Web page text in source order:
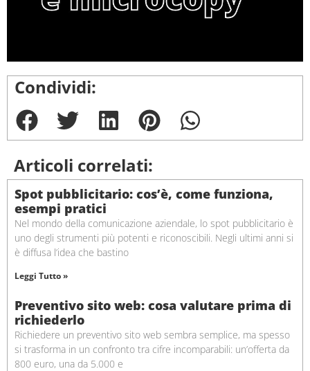
Condividi:
Articoli correlati:
Spot pubblicitario: cos’è, come funziona,
esempi pratici
Nel mondo della comunicazione aziendale, lo spot pubblicitario è
uno degli strumenti più potenti e riconoscibili. Negli ultimi anni si
è diffusa l’idea che bastino
Leggi Tutto »
Preventivo sito web: cosa valutare prima di
richiederlo
Richiedere un preventivo sito web sembra semplice, ma spesso
si trasforma in un confronto tra cifre incomparabili: un’offerta da
800 euro, una da 5.000 e